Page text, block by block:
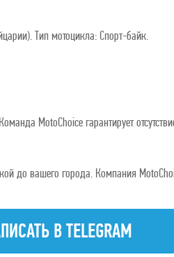
Тип мотоцикла: Спорт-байк.
MotoChoice гарантирует
до вашего города. Компания
В TELEGRAM